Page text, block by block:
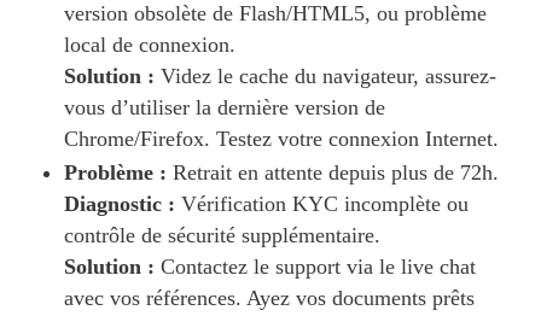
version obsolète de Flash/HTML5, ou problème
local de connexion.
Solution : Videz le cache du navigateur, assurez-
vous d’utiliser la dernière version de
Chrome/Firefox. Testez votre connexion Internet.
Problème : Retrait en attente depuis plus de 72h.
Diagnostic : Vérification KYC incomplète ou
contrôle de sécurité supplémentaire.
Solution : Contactez le support via le live chat
avec vos références. Ayez vos documents prêts